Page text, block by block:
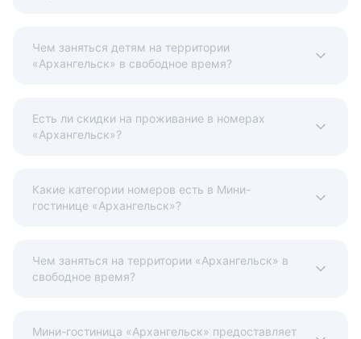
Чем заняться детям на территории
«Архангельск» в свободное время?
Есть ли скидки на проживание в номерах
«Архангельск»?
Какие категории номеров есть в Мини-
гостинице «Архангельск»?
Чем заняться на территории «Архангельск» в
свободное время?
Мини-гостиница «Архангельск» предоставляет